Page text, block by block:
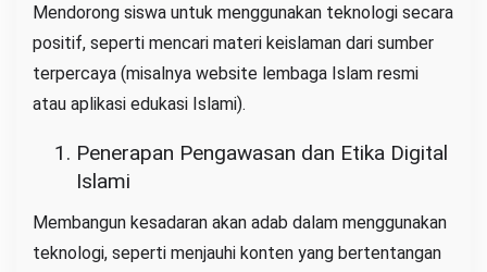
Mendorong siswa untuk menggunakan teknologi secara
positif, seperti mencari materi keislaman dari sumber
terpercaya (misalnya website lembaga Islam resmi
atau aplikasi edukasi Islami).
Penerapan Pengawasan dan Etika Digital
Islami
Membangun kesadaran akan adab dalam menggunakan
teknologi, seperti menjauhi konten yang bertentangan